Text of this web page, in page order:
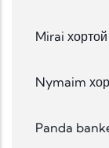
Mirai
Nymaim
Panda